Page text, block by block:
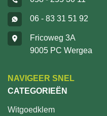
06 - 83 31 51 92
Fricoweg 3A
9005 PC Wergea
NAVIGEER SNEL
CATEGORIEËN
Witgoedklem